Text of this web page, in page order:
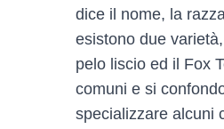
dice il nome, la
esistono due
pelo liscio ed il Fox
comuni e si
specializzare alcuni